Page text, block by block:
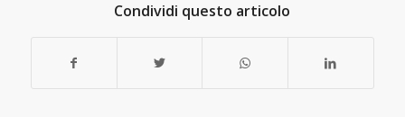
Condividi questo articolo